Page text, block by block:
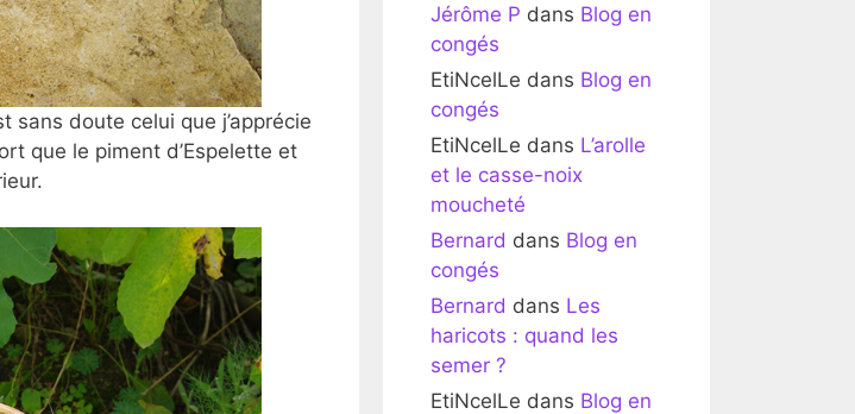
sans doute celui que j’apprécie
que le piment d’Espelette et
Jérôme P dans Blog en
congés
EtiNcelLe dans Blog en
congés
EtiNcelLe dans L’arolle
et le casse-noix
moucheté
Bernard dans Blog en
congés
Bernard dans Les
haricots : quand les
semer ?
EtiNcelLe dans Blog en